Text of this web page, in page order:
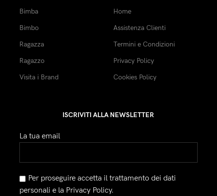
Bimba
Bimbo
Ragazza
Ragazzo
Visita i Brand
Home
Assistenza Clienti
Termini e Condizioni
Privacy Policy
Cookies Policy
ISCRIVITI ALLA NEWSLETTER
La tua email
Per proseguire accetta il trattamento dei dati
personali e la Privacy Policy.